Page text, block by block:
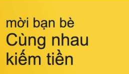
hồi chuẩn xác của phần đệm nâng đỡ
cột sống.
Bên cạnh đó, việc lựa chọn các dòng
sản phẩm đạt chuẩn chất lượng quốc
tế còn giúp ngăn ngừa tình trạng kích